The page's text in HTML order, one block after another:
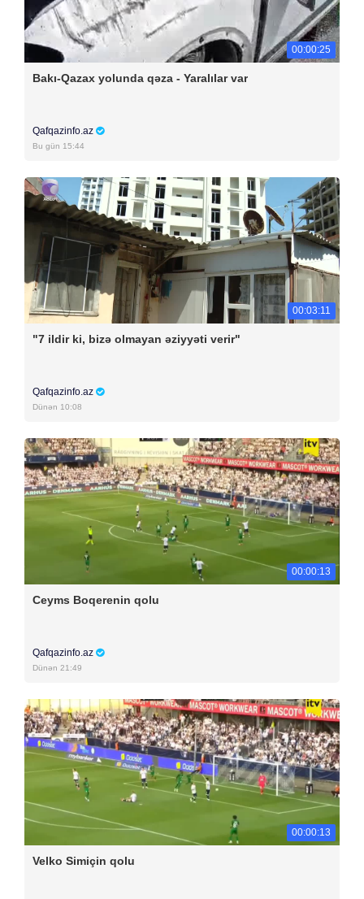
00:00:25
Bakı-Qazax yolunda qəza - Yaralılar var
Qafqazinfo.az
Bu gün 15:44
00:03:11
"7 ildir ki, bizə olmayan əziyyəti verir"
Qafqazinfo.az
Dünən 10:08
00:00:13
Ceyms Boqerenin qolu
Qafqazinfo.az
Dünən 21:49
00:00:13
Velko Simiçin qolu